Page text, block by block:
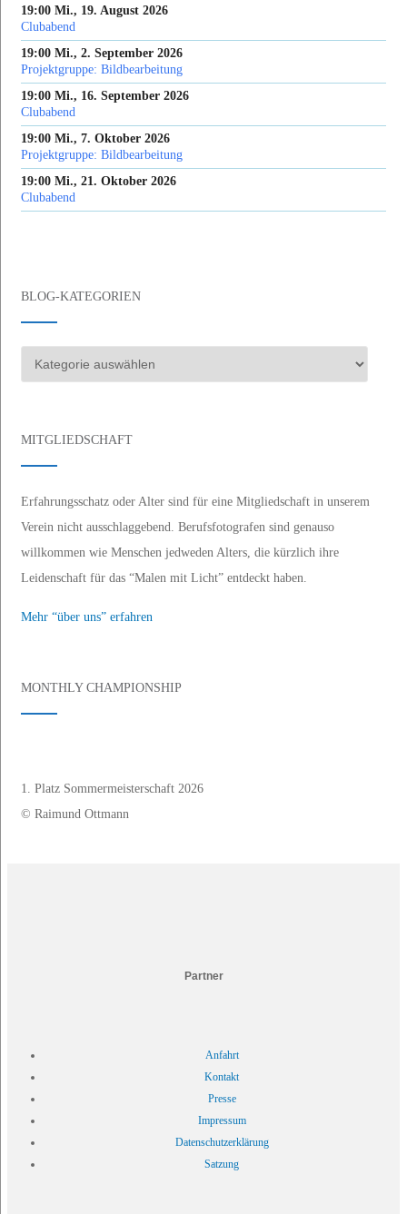
19:00 Mi., 19. August 2026
Clubabend
19:00 Mi., 2. September 2026
Projektgruppe: Bildbearbeitung
19:00 Mi., 16. September 2026
Clubabend
19:00 Mi., 7. Oktober 2026
Projektgruppe: Bildbearbeitung
19:00 Mi., 21. Oktober 2026
Clubabend
BLOG-KATEGORIEN
Blog-
Kategorien
MITGLIEDSCHAFT
Erfahrungsschatz oder Alter sind für eine Mitgliedschaft in unserem
Verein nicht ausschlaggebend. Berufsfotografen sind genauso
willkommen wie Menschen jedweden Alters, die kürzlich ihre
Leidenschaft für das “Malen mit Licht” entdeckt haben.
Mehr “über uns” erfahren
MONTHLY CHAMPIONSHIP
1. Platz Sommermeisterschaft 2026
© Raimund Ottmann
Partner
Anfahrt
Kontakt
Presse
Impressum
Datenschutzerklärung
Satzung